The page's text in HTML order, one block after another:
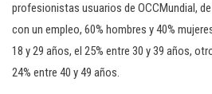
profesionistas usuarios de OCCMundial,
con un empleo, 60% hombres y 40%
18 y 29 años, el 25% entre 30 y 39 años,
24% entre 40 y 49 años.